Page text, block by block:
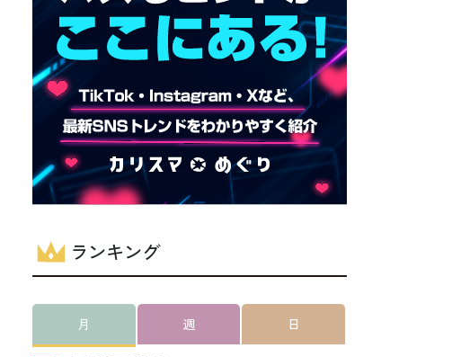
ランキング
月 週 日